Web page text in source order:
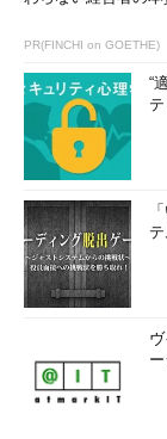
PR(FINCHI on GOETHE)
“